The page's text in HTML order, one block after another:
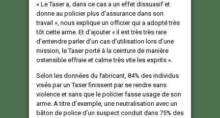
« Le Taser a, dans ce cas a un effet dissuasif et
donne au policier plus d’assurance dans son
travail », nous explique un officier qui a adopté très
tôt cette arme. Et d’ajouter « il est très très rare
d’entendre parler d’un cas d’utilisation lors d’une
mission, le Taser porté à la ceinture de manière
ostensible effraie et calme très vite les esprits ».
Selon les données du fabricant, 84% des individus
visés par un Taser finissent par se rendre sans
violence et sans que le policier fasse usage de son
arme. A titre d’exemple, une neutralisation avec un
bâton de police d’un suspect conduit dans 75% des